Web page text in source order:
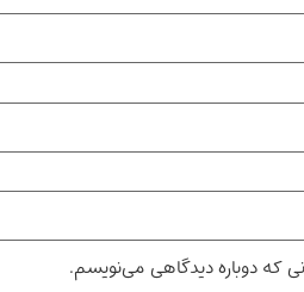
که دوباره دیدگاهی می‌نویسم.